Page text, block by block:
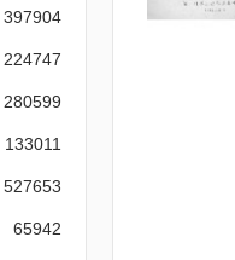
397904
224747
280599
133011
527653
65942